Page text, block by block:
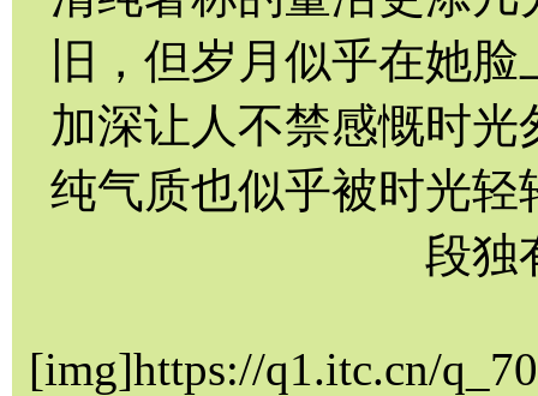
旧，但岁月似乎在她
加深让人不禁感慨时
纯气质也似乎被时光
段独
[img]https://q1.itc.cn/